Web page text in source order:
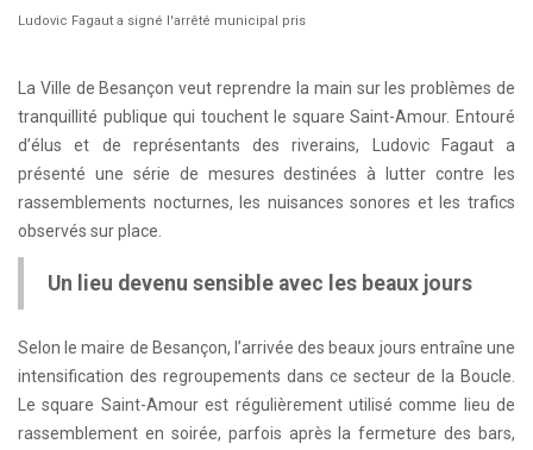
Ludovic Fagaut a signé l'arrêté municipal pris
La Ville de Besançon veut reprendre la main sur les problèmes de
tranquillité publique qui touchent le square Saint-Amour. Entouré
d’élus et de représentants des riverains, Ludovic Fagaut a
présenté une série de mesures destinées à lutter contre les
rassemblements nocturnes, les nuisances sonores et les trafics
observés sur place.
Un lieu devenu sensible avec les beaux jours
Selon le maire de Besançon, l’arrivée des beaux jours entraîne une
intensification des regroupements dans ce secteur de la Boucle.
Le square Saint-Amour est régulièrement utilisé comme lieu de
rassemblement en soirée, parfois après la fermeture des bars,